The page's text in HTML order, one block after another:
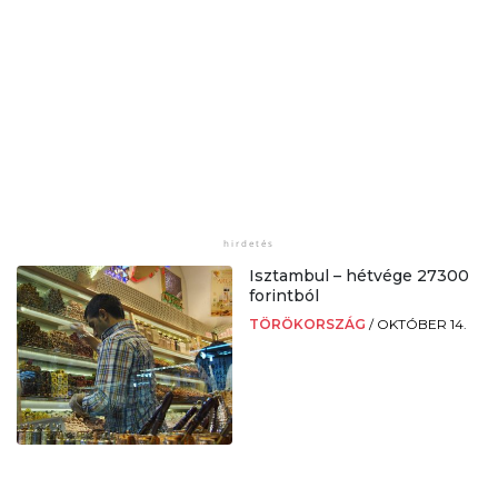
Isztambul – hétvége 27300
forintból
TÖRÖKORSZÁG / OKTÓBER 14.